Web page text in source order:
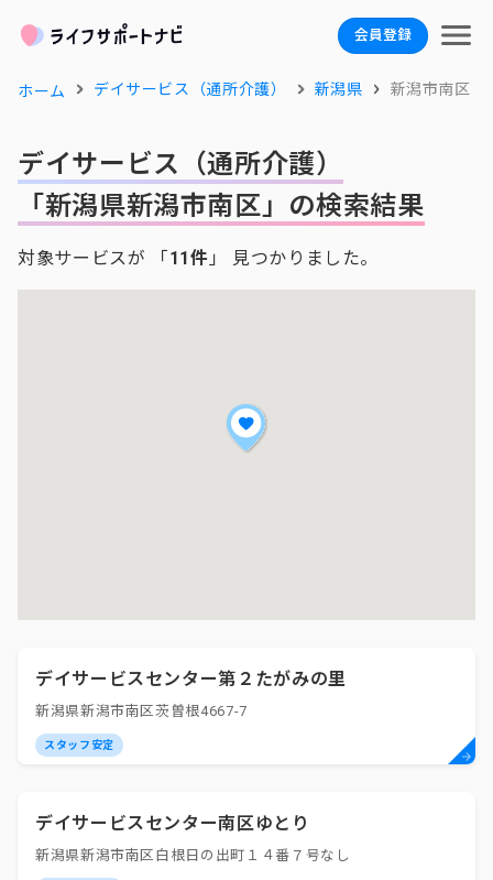
会員登録
ホーム デイサービス（通所介護） 新潟県 新潟市南区
デイサービス（通所介護）
「新潟県新潟市南区」の検索結果
対象サービスが 「11件 」 見つかりました。
デイサービスセンター第２たがみの里
新潟県新潟市南区茨曽根4667-7
スタッフ安定
デイサービスセンター南区ゆとり
新潟県新潟市南区白根日の出町１４番７号なし